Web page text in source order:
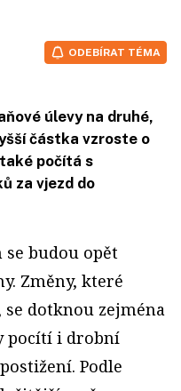
ODEBÍRAT TÉMA
úlevy na druhé,
částka vzroste o
počítá s
za vjezd do
budou opět
Změny, které
dotknou zejména
pocítí i drobní
Podle